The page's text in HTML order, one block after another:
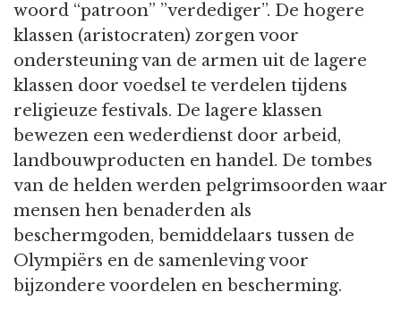
woord “patroon” ”verdediger”. De hogere
klassen (aristocraten) zorgen voor
ondersteuning van de armen uit de lagere
klassen door voedsel te verdelen tijdens
religieuze festivals. De lagere klassen
bewezen een wederdienst door arbeid,
landbouwproducten en handel. De tombes
van de helden werden pelgrimsoorden waar
mensen hen benaderden als
beschermgoden, bemiddelaars tussen de
Olympiërs en de samenleving voor
bijzondere voordelen en bescherming.